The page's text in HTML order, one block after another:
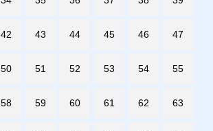
42 43 44 45 46 47
50 51 52 53 54 55
58 59 60 61 62 63